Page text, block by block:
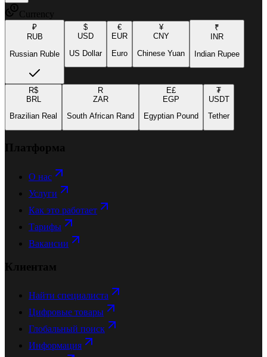
Currency
₽
RUB
Russian Ruble
$
USD
US Dollar
€
EUR
Euro
¥
CNY
Chinese Yuan
₹
INR
Indian Rupee
R$
BRL
Brazilian Real
R
ZAR
South African Rand
E£
EGP
Egyptian Pound
₮
USDT
Tether
Платформа
О нас
Услуги
Как это работает
Тарифы
Вакансии
Клиентам
Найти специалиста
Цифровые товары
Глобальный поиск
Информация